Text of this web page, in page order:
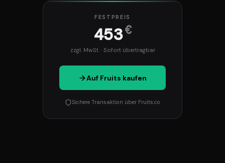
FESTPREIS
453€
zzgl. MwSt. · Sofort übertragbar
Auf Fruits kaufen
Sichere Transaktion über Fruits.co